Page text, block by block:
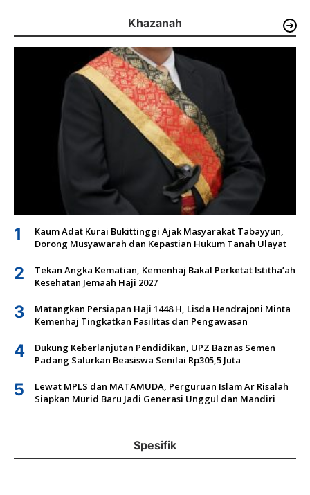
Khazanah
1
Kaum Adat Kurai Bukittinggi Ajak Masyarakat Tabayyun,
Dorong Musyawarah dan Kepastian Hukum Tanah Ulayat
2
Tekan Angka Kematian, Kemenhaj Bakal Perketat Istitha’ah
Kesehatan Jemaah Haji 2027
3
Matangkan Persiapan Haji 1448 H, Lisda Hendrajoni Minta
Kemenhaj Tingkatkan Fasilitas dan Pengawasan
4
Dukung Keberlanjutan Pendidikan, UPZ Baznas Semen
Padang Salurkan Beasiswa Senilai Rp305,5 Juta
5
Lewat MPLS dan MATAMUDA, Perguruan Islam Ar Risalah
Siapkan Murid Baru Jadi Generasi Unggul dan Mandiri
Spesifik